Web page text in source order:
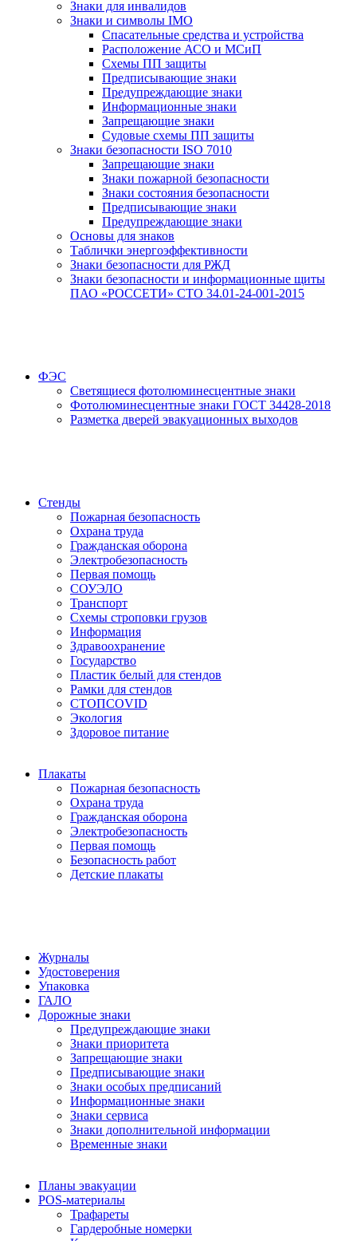
Знаки для инвалидов
Знаки и символы IMO
Спасательные средства и устройства
Расположение АСО и МСиП
Схемы ПП защиты
Предписывающие знаки
Предупреждающие знаки
Информационные знаки
Запрещающие знаки
Судовые схемы ПП защиты
Знаки безопасности ISO 7010
Запрещающие знаки
Знаки пожарной безопасности
Знаки состояния безопасности
Предписывающие знаки
Предупреждающие знаки
Основы для знаков
Таблички энергоэффективности
Знаки безопасности для РЖД
Знаки безопасности и информационные щиты
ПАО «РОССЕТИ» СТО 34.01-24-001-2015
ФЭС
Светящиеся фотолюминесцентные знаки
Фотолюминесцентные знаки ГОСТ 34428-2018
Разметка дверей эвакуационных выходов
Стенды
Пожарная безопасность
Охрана труда
Гражданская оборона
Электробезопасность
Первая помощь
СОУЭЛО
Транспорт
Схемы строповки грузов
Информация
Здравоохранение
Государство
Пластик белый для стендов
Рамки для стендов
СТОПCOVID
Экология
Здоровое питание
Плакаты
Пожарная безопасность
Охрана труда
Гражданская оборона
Электробезопасность
Первая помощь
Безопасность работ
Детские плакаты
Журналы
Удостоверения
Упаковка
ГАЛО
Дорожные знаки
Предупреждающие знаки
Знаки приоритета
Запрещающие знаки
Предписывающие знаки
Знаки особых предписаний
Информационные знаки
Знаки сервиса
Знаки дополнительной информации
Временные знаки
Планы эвакуации
POS-материалы
Трафареты
Гардеробные номерки